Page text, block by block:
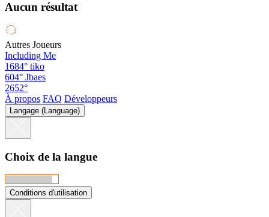
Aucun résultat
Autres Joueurs
Including Me
1684° tiko
604° Jbaes
2652°
À propos FAQ Développeurs
Langage (Language)
Choix de la langue
Conditions d'utilisation